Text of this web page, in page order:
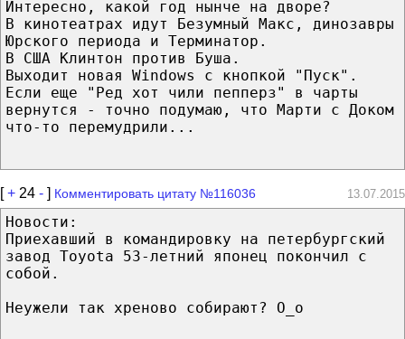
Интересно, какой год нынче на дворе?
В кинотеатрах идут Безумный Макс, динозавры
Юрского периода и Терминатор.
В США Клинтон против Буша.
Выходит новая Windows с кнопкой "Пуск".
Если еще "Ред хот чили пепперз" в чарты
вернутся - точно подумаю, что Марти с Доком
что-то перемудрили...
[+ 24 - ] Комментировать цитату №116036 13.07.2015
Новости:
Приехавший в командировку на петербургский
завод Toyota 53-летний японец покончил с
собой.
Неужели так хреново собирают? О_о